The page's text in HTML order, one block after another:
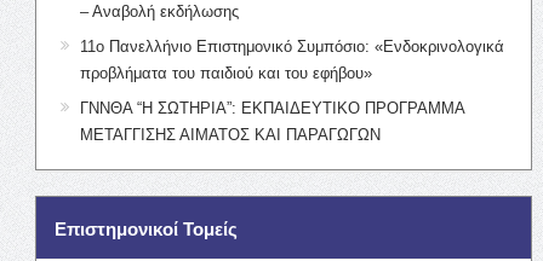
– Αναβολή εκδήλωσης
11ο Πανελλήνιο Επιστημονικό Συμπόσιο: «Ενδοκρινολογικά
προβλήματα του παιδιού και του εφήβου»
ΓΝΝΘΑ “Η ΣΩΤΗΡΙΑ”: ΕΚΠΑΙΔΕΥΤΙΚΟ ΠΡΟΓΡΑΜΜΑ
ΜΕΤΑΓΓΙΣΗΣ ΑΙΜΑΤΟΣ ΚΑΙ ΠΑΡΑΓΩΓΩΝ
Επιστημονικοί Τομείς